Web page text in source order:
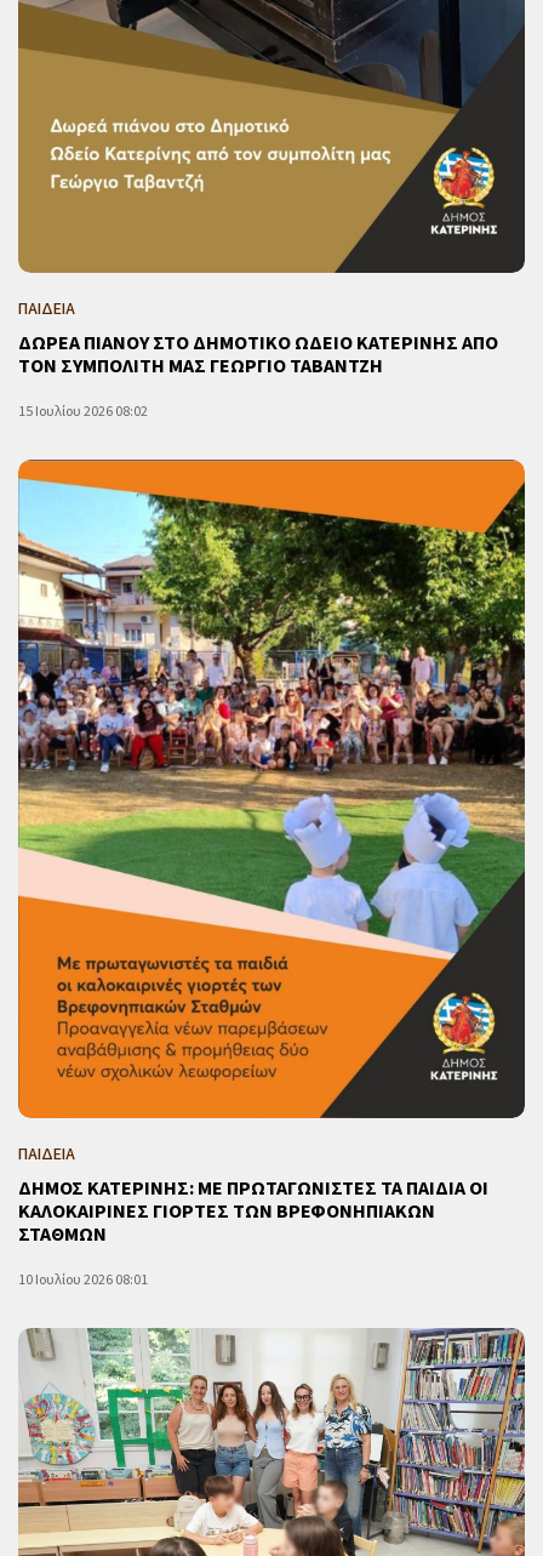
ΠΑΙΔΕΙΑ
ΔΩΡΕΑ ΠΙΑΝΟΥ ΣΤΟ ΔΗΜΟΤΙΚΟ ΩΔΕΙΟ ΚΑΤΕΡΙΝΗΣ ΑΠΟ
ΤΟΝ ΣΥΜΠΟΛΙΤΗ ΜΑΣ ΓΕΩΡΓΙΟ ΤΑΒΑΝΤΖΗ
15 Ιουλίου 2026 08:02
ΠΑΙΔΕΙΑ
ΔΗΜΟΣ ΚΑΤΕΡΙΝΗΣ: ΜΕ ΠΡΩΤΑΓΩΝΙΣΤΕΣ ΤΑ ΠΑΙΔΙΑ ΟΙ
ΚΑΛΟΚΑΙΡΙΝΕΣ ΓΙΟΡΤΕΣ ΤΩΝ ΒΡΕΦΟΝΗΠΙΑΚΩΝ
ΣΤΑΘΜΩΝ
10 Ιουλίου 2026 08:01